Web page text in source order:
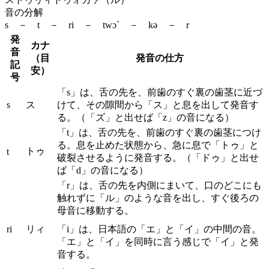
音の分解
s － t － ri － twɔ` － kə － r
発
音
記
号
カナ
（目
安）
発音の仕方
s ス
「s」は、舌の先を、前歯のすぐ裏の歯茎に近づ
けて、その隙間から「ス」と息を出して発音す
る。（「ズ」と出せば「z」の音になる）
t トゥ
「t」は、舌の先を、前歯のすぐ裏の歯茎につけ
る。息を止めた状態から、急に息で「トゥ」と
破裂させるように発音する。（「ドゥ」と出せ
ば「d」の音になる）
ri リィ
「r」は、舌の先を内側にまいて、口のどこにも
触れずに「ル」のような音を出し、すぐ後ろの
母音に移動する。
「i」は、日本語の「エ」と「イ」の中間の音。
「エ」と「イ」を同時に言う感じで「イ」と発
音する。